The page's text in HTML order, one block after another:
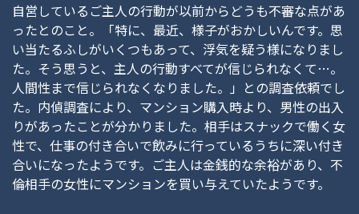
自営しているご主人の行動が以前からどうも不審な点があ
ったとのこと。「特に、最近、様子がおかしいんです。思
い当たるふしがいくつもあって、浮気を疑う様になりまし
た。そう思うと、主人の行動すべてが信じられなくて…。
人間性まで信じられなくなりました。」との調査依頼でし
た。内偵調査により、マンション購入時より、男性の出入
りがあったことが分かりました。相手はスナックで働く女
性で、仕事の付き合いで飲みに行っているうちに深い付き
合いになったようです。ご主人は金銭的な余裕があり、不
倫相手の女性にマンションを買い与えていたようです。